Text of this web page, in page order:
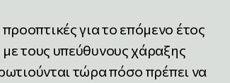
για το επόμενο έτος
με τους υπεύθυνους χάραξης
τώρα πόσο πρέπει να